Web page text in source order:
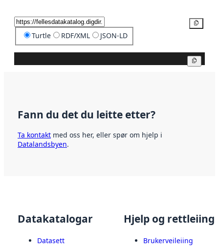
Turtle RDF/XML JSON-LD
Fann du det du leitte etter?
Ta kontakt med oss her, eller spør om hjelp i
Datalandsbyen.
Datakatalogar
Datasett
Hjelp og rettleiing
Brukerveileiing